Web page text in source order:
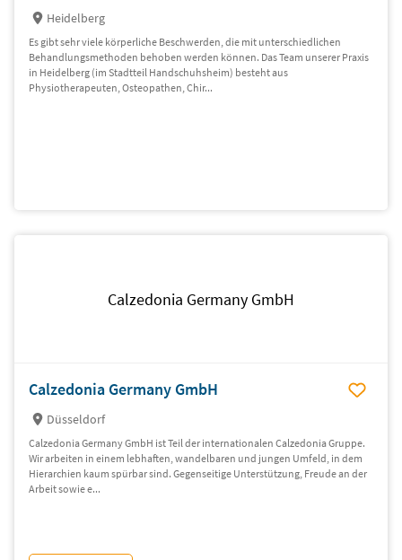
Heidelberg
Es gibt sehr viele körperliche Beschwerden, die mit unterschiedlichen
Behandlungsmethoden behoben werden können. Das Team unserer Praxis
in Heidelberg (im Stadtteil Handschuhsheim) besteht aus
Physiotherapeuten, Osteopathen, Chir...
Calzedonia Germany GmbH
Calzedonia Germany GmbH
Düsseldorf
Calzedonia Germany GmbH ist Teil der internationalen Calzedonia Gruppe.
Wir arbeiten in einem lebhaften, wandelbaren und jungen Umfeld, in dem
Hierarchien kaum spürbar sind. Gegenseitige Unterstützung, Freude an der
Arbeit sowie e...